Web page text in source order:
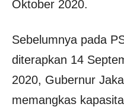
Oktober 2020.
Sebelumnya pada
diterapkan 14
2020, Gubernur
memangkas